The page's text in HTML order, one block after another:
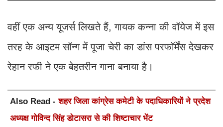
वहीं एक अन्य यूजर्स लिखते हैं, गायक कन्ना की वॉयेज में इस
तरह के आइटम सॉन्ग में पूजा चेरी का डांस परफॉर्मेंस देखकर
रेहान रफी ने एक बेहतरीन गाना बनाया है।
Also Read -शहर जिला कांग्रेस कमेटी के पदाधिकारियों ने प्रदेश
अध्यक्ष गोविन्द सिंह डोटासरा से की शिष्टाचार भेंट